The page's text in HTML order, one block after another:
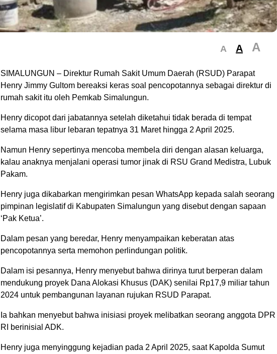
A A A
SIMALUNGUN – Direktur Rumah Sakit Umum Daerah (RSUD) Parapat
Henry Jimmy Gultom bereaksi keras soal pencopotannya sebagai direktur di
rumah sakit itu oleh Pemkab Simalungun.
Henry dicopot dari jabatannya setelah diketahui tidak berada di tempat
selama masa libur lebaran tepatnya 31 Maret hingga 2 April 2025.
Namun Henry sepertinya mencoba membela diri dengan alasan keluarga,
kalau anaknya menjalani operasi tumor jinak di RSU Grand Medistra, Lubuk
Pakam.
Henry juga dikabarkan mengirimkan pesan WhatsApp kepada salah seorang
pimpinan legislatif di Kabupaten Simalungun yang disebut dengan sapaan
‘Pak Ketua’.
Dalam pesan yang beredar, Henry menyampaikan keberatan atas
pencopotannya serta memohon perlindungan politik.
Dalam isi pesannya, Henry menyebut bahwa dirinya turut berperan dalam
mendukung proyek Dana Alokasi Khusus (DAK) senilai Rp17,9 miliar tahun
2024 untuk pembangunan layanan rujukan RSUD Parapat.
Ia bahkan menyebut bahwa inisiasi proyek melibatkan seorang anggota DPR
RI berinisial ADK.
Henry juga menyinggung kejadian pada 2 April 2025, saat Kapolda Sumut